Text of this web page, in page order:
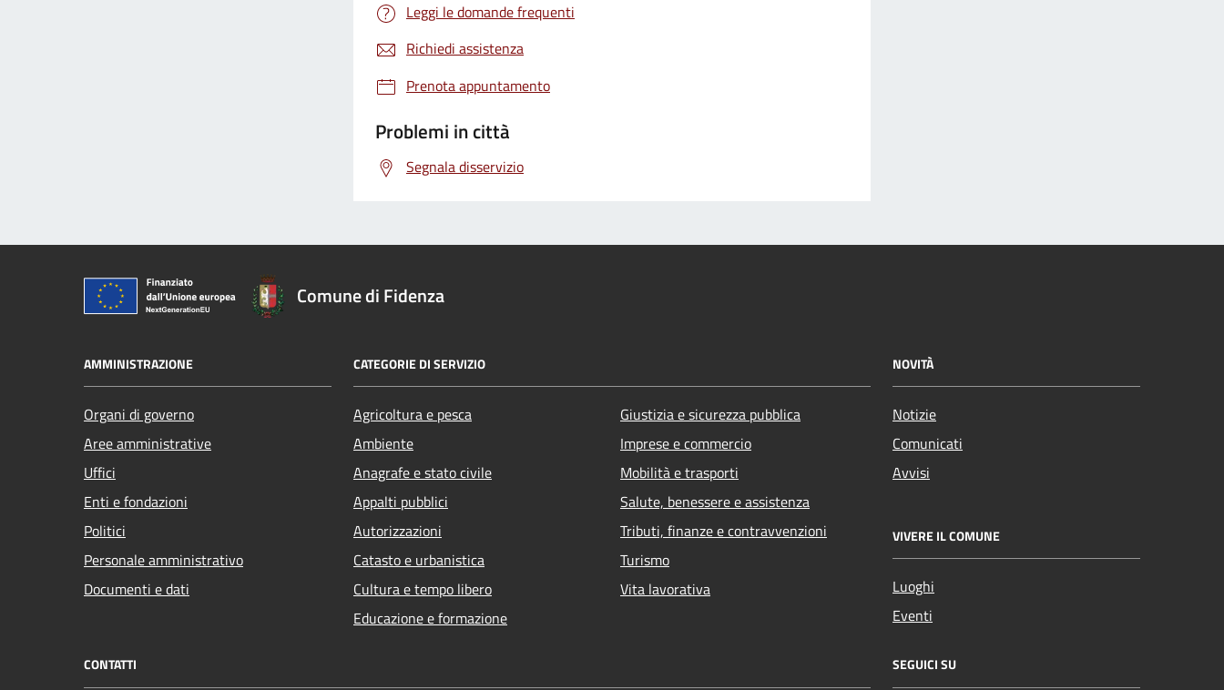
Leggi le domande frequenti
Richiedi assistenza
Prenota appuntamento
Problemi in città
Segnala disservizio
Comune di Fidenza
AMMINISTRAZIONE
Organi di governo
Aree amministrative
Uffici
Enti e fondazioni
Politici
Personale amministrativo
Documenti e dati
CATEGORIE DI SERVIZIO
Agricoltura e pesca
Ambiente
Anagrafe e stato civile
Appalti pubblici
Autorizzazioni
Catasto e urbanistica
Cultura e tempo libero
Educazione e formazione
Giustizia e sicurezza pubblica
Imprese e commercio
Mobilità e trasporti
Salute, benessere e assistenza
Tributi, finanze e contravvenzioni
Turismo
Vita lavorativa
NOVITÀ
Notizie
Comunicati
Avvisi
VIVERE IL COMUNE
Luoghi
Eventi
CONTATTI SEGUICI SU